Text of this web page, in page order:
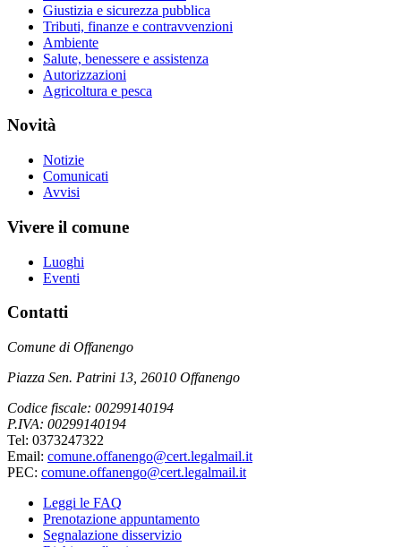
Giustizia e sicurezza pubblica
Tributi, finanze e contravvenzioni
Ambiente
Salute, benessere e assistenza
Autorizzazioni
Agricoltura e pesca
Novità
Notizie
Comunicati
Avvisi
Vivere il comune
Luoghi
Eventi
Contatti
Comune di Offanengo
Piazza Sen. Patrini 13, 26010 Offanengo
Codice fiscale: 00299140194
P.IVA: 00299140194
Tel: 0373247322
Email: comune.offanengo@cert.legalmail.it
PEC: comune.offanengo@cert.legalmail.it
Leggi le FAQ
Prenotazione appuntamento
Segnalazione disservizio